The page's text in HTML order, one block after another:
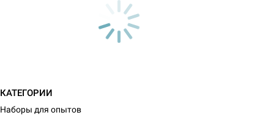
КАТЕГОРИИ
Наборы для опытов